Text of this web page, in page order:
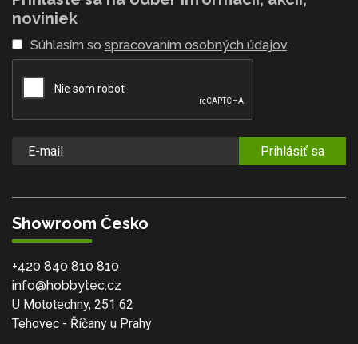
noviniek
Súhlasím so spracovaním osobných údajov.
Prihlásiť sa
Showroom Česko
+420 840 810 810
info@hobbytec.cz
U Mototechny, 251 62
Tehovec - Říčany u Prahy